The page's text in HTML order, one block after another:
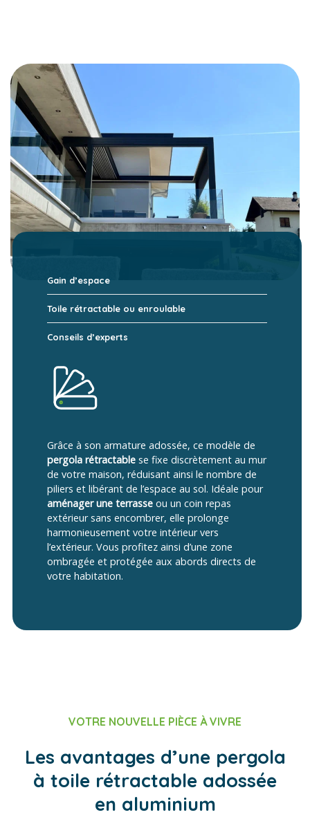
Gain d’espace
Toile rétractable ou enroulable
Conseils d’experts
Grâce à son armature adossée, ce modèle de
pergola rétractable se fixe discrètement au mur
de votre maison, réduisant ainsi le nombre de
piliers et libérant de l’espace au sol. Idéale pour
aménager une terrasse ou un coin repas
extérieur sans encombrer, elle prolonge
harmonieusement votre intérieur vers
l’extérieur. Vous profitez ainsi d’une zone
ombragée et protégée aux abords directs de
votre habitation.
VOTRE NOUVELLE PIÈCE À VIVRE
Les avantages d’une pergola
à toile rétractable adossée
en aluminium